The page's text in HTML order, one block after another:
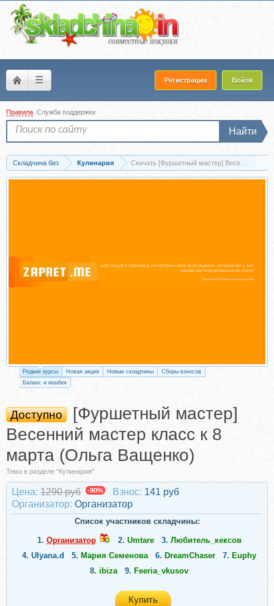
☰ Регистрация Войти
Правила Служба поддержки
Найти
Складчина биз Кулинария
Редкие курсы Новая акция Новые складчины
Сборы взносов
Баланс и кешбек
Доступно
[Фуршетный мастер]
Весенний мастер класс к 8
марта (Ольга Ващенко)
Тема в разделе "Кулинария"
Цена: 1290 руб -90% Взнос: 141 руб
Организатор: Организатор
Список участников складчины:
1. Организатор 2. Umtare 3. Любитель_кексов
4. Ulyana.d 5. Мария Семенова 6. DreamChaser 7. Euphy
8. ibiza 9. Feeria_vkusov
Купить